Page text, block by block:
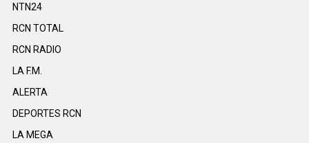
NTN24
RCN TOTAL
RCN RADIO
LA F.M.
ALERTA
DEPORTES RCN
LA MEGA